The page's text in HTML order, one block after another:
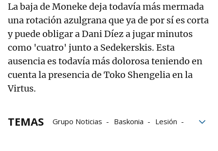
La baja de Moneke deja todavía más mermada
una rotación azulgrana que ya de por sí es corta
y puede obligar a Dani Díez a jugar minutos
como 'cuatro' junto a Sedekerskis. Esta
ausencia es todavía más dolorosa teniendo en
cuenta la presencia de Toko Shengelia en la
Virtus.
TEMAS Grupo Noticias Baskonia
Lesión